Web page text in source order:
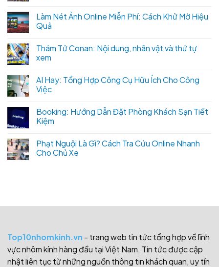
Làm Nét Ảnh Online Miễn Phí: Cách Khử Mờ Hiệu
Quả
Thám Tử Conan: Nội dung, nhân vật và thứ tự
xem
AI Hay: Tổng Hợp Công Cụ Hữu Ích Cho Công
Việc
Booking: Hướng Dẫn Đặt Phòng Khách Sạn Tiết
Kiệm
Phạt Nguội Là Gì? Cách Tra Cứu Online Nhanh
Cho Chủ Xe
Top10nhomkinh.vn - trang web tin tức tổng hợp về lĩnh
vực nhôm kính hàng đầu tại Việt Nam. Tin tức được cập
nhật liên tục từ những nguồn thông tin khách quan, uy tín